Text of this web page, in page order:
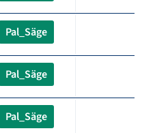
Pal_Säge
Pal_Säge
Pal_Säge